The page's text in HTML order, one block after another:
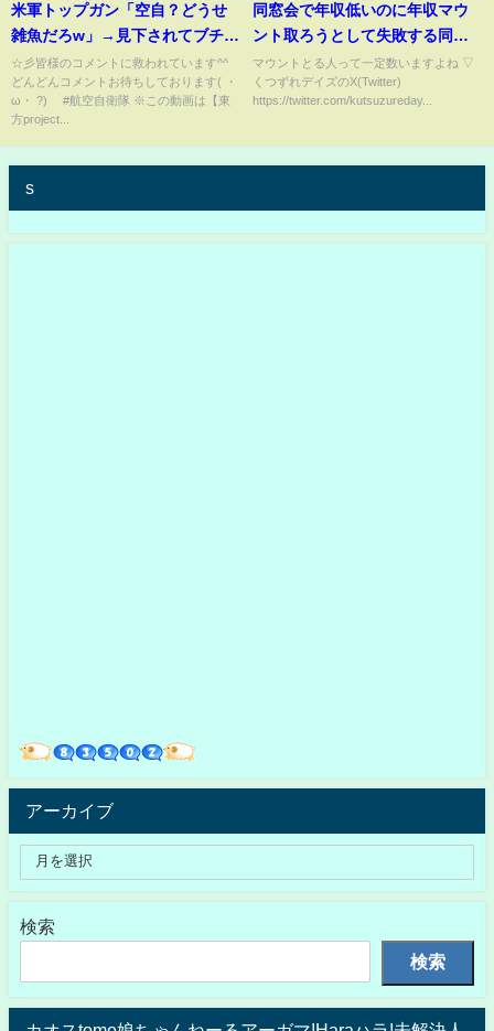
米軍トップガン「空自？どうせ
雑魚だろw」→見下されてブチギ
レ！自衛隊が本気を出した3秒
後...w
☆彡皆様のコメントに救われています^^
どんどんコメントお待ちしております( ・
ω・ ?)ゞ #航空自衛隊 ※この動画は【東
方project...
同窓会で年収低いのに年収マウ
ント取ろうとして失敗する同級
生【コント】【アニメ】
マウントとる人って一定数いますよね ▽
くつずれデイズのX(Twitter)
https://twitter.com/kutsuzureday...
s
アーカイブ
検索
検索